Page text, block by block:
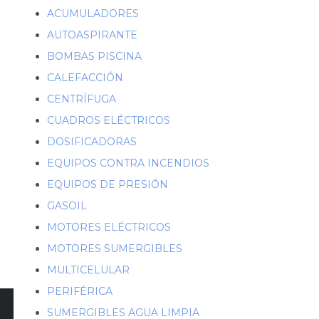
ACUMULADORES
AUTOASPIRANTE
BOMBAS PISCINA
CALEFACCIÓN
CENTRÍFUGA
CUADROS ELÉCTRICOS
DOSIFICADORAS
EQUIPOS CONTRA INCENDIOS
EQUIPOS DE PRESIÓN
GASOIL
MOTORES ELÉCTRICOS
MOTORES SUMERGIBLES
MULTICELULAR
PERIFÉRICA
SUMERGIBLES AGUA LIMPIA